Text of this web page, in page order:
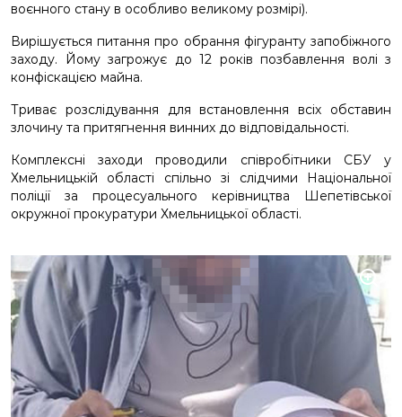
воєнного стану в особливо великому розмірі).
Вирішується питання про обрання фігуранту запобіжного
заходу. Йому загрожує до 12 років позбавлення волі з
конфіскацією майна.
Триває розслідування для встановлення всіх обставин
злочину та притягнення винних до відповідальності.
Комплексні заходи проводили співробітники СБУ у
Хмельницькій області спільно зі слідчими Національної
поліції за процесуального керівництва Шепетівської
окружної прокуратури Хмельницької області.